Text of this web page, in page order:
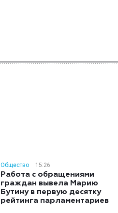
Общество 15:26
Работа с обращениями
граждан вывела Марию
Бутину в первую десятку
рейтинга парламентариев